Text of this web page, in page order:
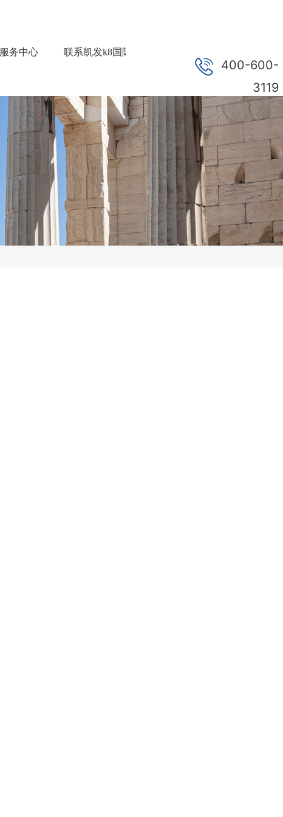
服务中心 联系凯发k8国际首页登录
400-600-
3119